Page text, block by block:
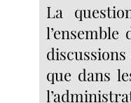
La
l’ensemble
que dans